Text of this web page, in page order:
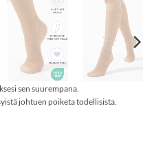
sen suurempana.
johtuen poiketa todellisista.